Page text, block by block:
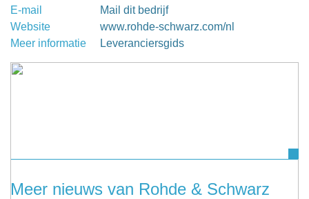
E-mail
Mail dit bedrijf
Website
www.rohde-schwarz.com/nl
Meer informatie
Leveranciersgids
Meer nieuws van Rohde & Schwarz